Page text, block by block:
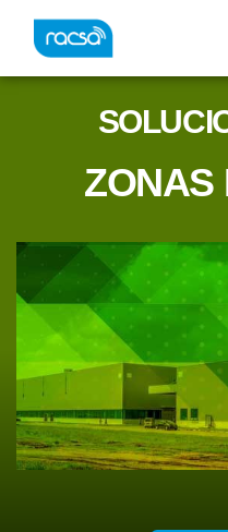
ZONAS